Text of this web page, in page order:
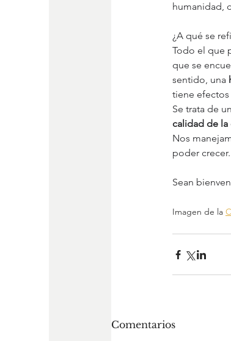
humanidad,
¿A qué se
Todo el que
que se
sentido, una
tiene
Se trata de
calidad de la
Nos
poder crecer.
Sean
Imagen de la
Comentarios